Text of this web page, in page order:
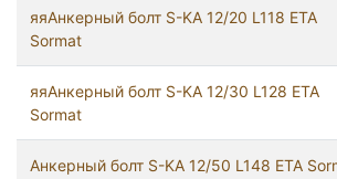
яяАнкерный болт S-KA 12/20 L118 ETA
Sormat
яяАнкерный болт S-KA 12/30 L128 ETA
Sormat
Анкерный болт S-KA 12/50 L148 ETA